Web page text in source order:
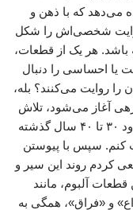
می‌دهد که با ذهن و
روایت شخصی‌اش را شکل
هر یک از قطعات،
یا احساسی را دنبال
را روایت می‌کنند؟ بله،
آغاز می‌شود، تلاش
کردم شنونده را به سفری در دل تاریخ، حدود ۳۰ تا ۴۰ سال گذشته
کنم. سپس با پیوستن
کردم روند این سیر و
آلبوم، مانند
و «فراق»، همگی به